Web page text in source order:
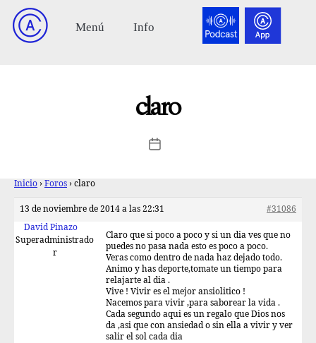
claro
Inicio › Foros › claro
13 de noviembre de 2014 a las 22:31
#31086
David Pinazo
Superadministrado
r
Claro que si poco a poco y si un dia ves que no
puedes no pasa nada esto es poco a poco.
Veras como dentro de nada haz dejado todo.
Animo y has deporte,tomate un tiempo para
relajarte al dia .
Vive ! Vivir es el mejor ansiolitico !
Nacemos para vivir ,para saborear la vida .
Cada segundo aqui es un regalo que Dios nos
da ,asi que con ansiedad o sin ella a vivir y ver
salir el sol cada dia